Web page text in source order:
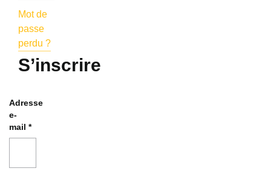
Mot de
passe
perdu ?
S’inscrire
Adresse
e-
mail *